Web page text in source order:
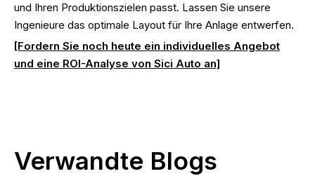
und Ihren Produktionszielen passt. Lassen Sie unsere
Ingenieure das optimale Layout für Ihre Anlage entwerfen.
[Fordern Sie noch heute ein individuelles Angebot
und eine ROI-Analyse von Sici Auto an]
Verwandte Blogs